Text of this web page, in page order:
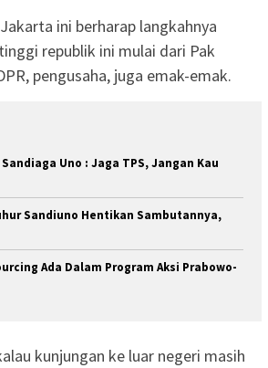
ini berharap langkahnya
republik ini mulai dari Pak
pengusaha, juga emak-emak.
Uno : Jaga TPS, Jangan Kau
Sandiuno Hentikan Sambutannya,
Ada Dalam Program Aksi Prabowo-
kunjungan ke luar negeri masih